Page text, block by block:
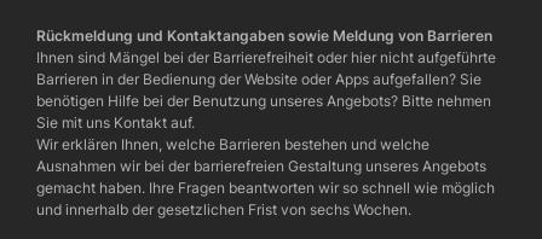
Rückmeldung und Kontaktangaben sowie Meldung von Barrieren
Ihnen sind Mängel bei der Barrierefreiheit oder hier nicht aufgeführte
Barrieren in der Bedienung der Website oder Apps aufgefallen? Sie
benötigen Hilfe bei der Benutzung unseres Angebots? Bitte nehmen
Sie mit uns Kontakt auf.
Wir erklären Ihnen, welche Barrieren bestehen und welche
Ausnahmen wir bei der barrierefreien Gestaltung unseres Angebots
gemacht haben. Ihre Fragen beantworten wir so schnell wie möglich
und innerhalb der gesetzlichen Frist von sechs Wochen.